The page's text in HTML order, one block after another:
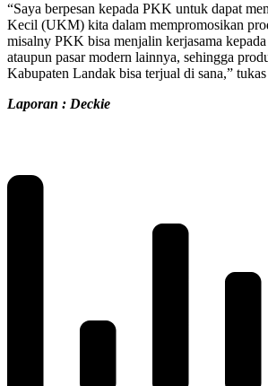
“Saya berpesan kepada PKK untuk dapat
Kecil (UKM) kita dalam mempromosikan
misalny PKK bisa menjalin kerjasama
ataupun pasar modern lainnya, sehingga
Kabupaten Landak bisa terjual di sana,”
Laporan : Deckie